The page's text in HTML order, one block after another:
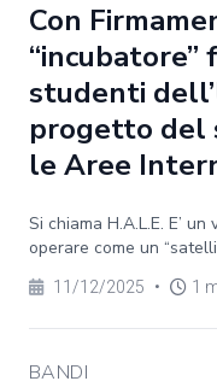
Con
“incubatore”
studenti
progetto del
le Aree
Si chiama H.A.L.E. E’
operare come un
11/12/2025 • 1
BANDI